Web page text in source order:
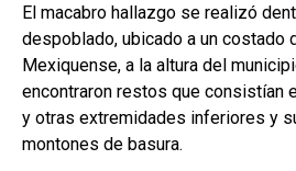
El macabro hallazgo se realizó
despoblado, ubicado a un costado
Mexiquense, a la altura del
encontraron restos que consistían
y otras extremidades inferiores y
montones de basura.